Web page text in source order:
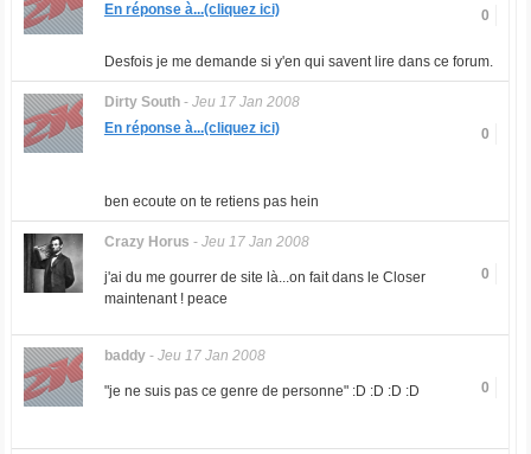
0
En réponse à...(cliquez ici)
Desfois je me demande si y'en qui savent lire dans ce forum.
Dirty South- Jeu 17 Jan 2008
0
En réponse à...(cliquez ici)
ben ecoute on te retiens pas hein
Crazy Horus - Jeu 17 Jan 2008
0
j'ai du me gourrer de site là...on fait dans le Closer
maintenant ! peace
baddy- Jeu 17 Jan 2008
0
"je ne suis pas ce genre de personne" :D :D :D :D